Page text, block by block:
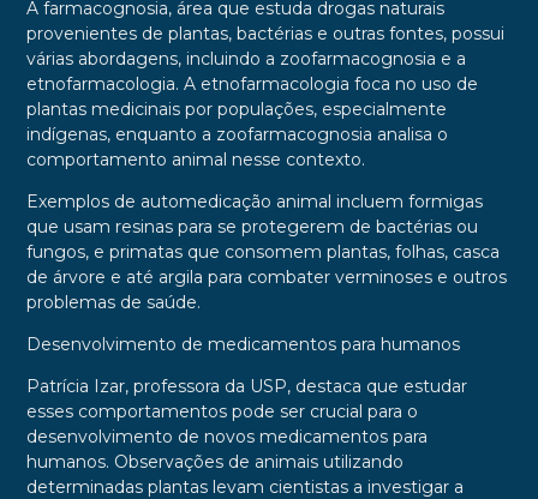
A farmacognosia, área que estuda drogas naturais
provenientes de plantas, bactérias e outras fontes, possui
várias abordagens, incluindo a zoofarmacognosia e a
etnofarmacologia. A etnofarmacologia foca no uso de
plantas medicinais por populações, especialmente
indígenas, enquanto a zoofarmacognosia analisa o
comportamento animal nesse contexto.
Exemplos de automedicação animal incluem formigas
que usam resinas para se protegerem de bactérias ou
fungos, e primatas que consomem plantas, folhas, casca
de árvore e até argila para combater verminoses e outros
problemas de saúde.
Desenvolvimento de medicamentos para humanos
Patrícia Izar, professora da USP, destaca que estudar
esses comportamentos pode ser crucial para o
desenvolvimento de novos medicamentos para
humanos. Observações de animais utilizando
determinadas plantas levam cientistas a investigar a